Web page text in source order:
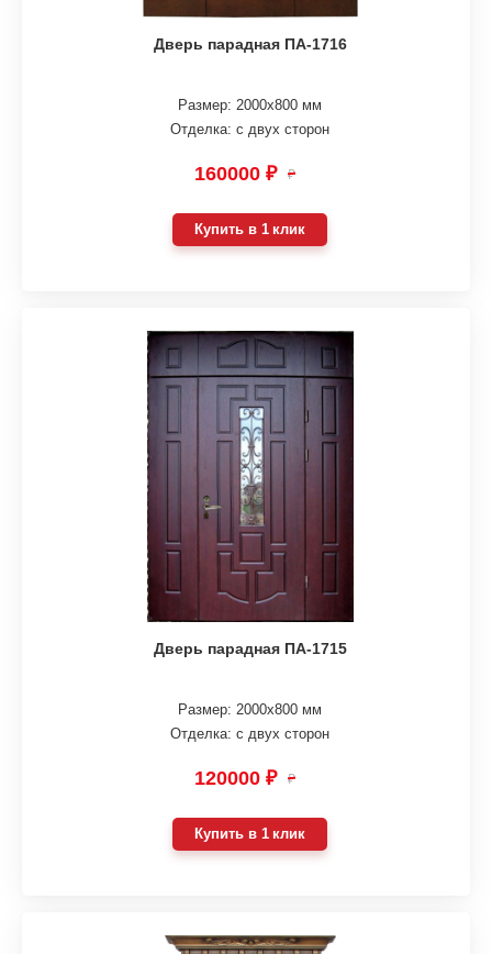
Дверь парадная ПА-1716
Размер: 2000х800 мм
Отделка: с двух сторон
160000 ₽ ₽
Купить в 1 клик
Дверь парадная ПА-1715
Размер: 2000х800 мм
Отделка: с двух сторон
120000 ₽ ₽
Купить в 1 клик